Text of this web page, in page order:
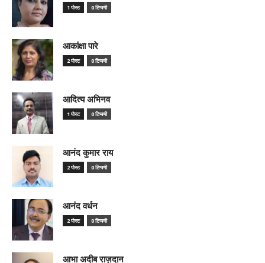
1 पोस्ट 0 टिप्पणी
आकांक्षा पारे
2 पोस्ट 0 टिप्पणी
आदित्य अभिनव
1 पोस्ट 0 टिप्पणी
आनंद कुमार राय
2 पोस्ट 0 टिप्पणी
आनंद वर्धन
2 पोस्ट 0 टिप्पणी
आभा अदीब राज़दान